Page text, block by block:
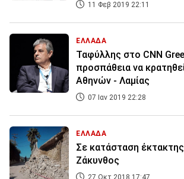
11 Φεβ 2019 22:11
ΕΛΛΑΔΑ
Ταφύλλης στο CNN
προσπάθεια να
Αθηνών - Λαμίας
07 Ιαν 2019 22:28
ΕΛΛΑΔΑ
Σε κατάσταση
Ζάκυνθος
27 Οκτ 2018 17:47